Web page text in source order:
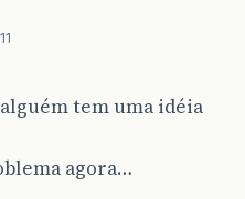
tem uma idéia
agora…